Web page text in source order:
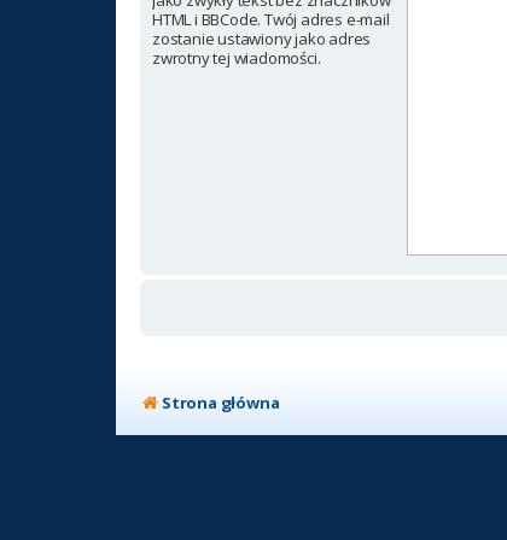
HTML i BBCode. Twój adres e-mail
zostanie ustawiony jako adres
zwrotny tej wiadomości.
Strona główna